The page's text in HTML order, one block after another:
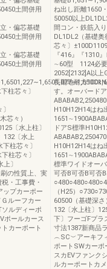
土間併用
・偏芯基礎
土間併用
・偏芯基礎
土間併用
柱芯々〕
芯々）
〔水上柱〕
132〔水上
柱芯々〕
柱芯々〕
〕
の性質上、実
・工事費・
ップカーポー
ルーフカー
ルディーポ
ポールカース
カーポート
ね出し距離1650
50050以上
間コン・鉄筋入
DL1DL2（基礎
芯々〕
『416』『1310
∼60型 1124必要
2052[2132]A以
長期地耐力
す。オーバード
H10H12H14はね
ドアS標準
H10H12H14はね
標準ワイドオー
可否B可否B可否
（H25）
60500（基礎深
132〔水上柱〕
下〕フーゴFプラ
寸法1387新商品
︵SC︶アーキフ
ポートSWカーポ
スカEVファンク
ルカーポートカ